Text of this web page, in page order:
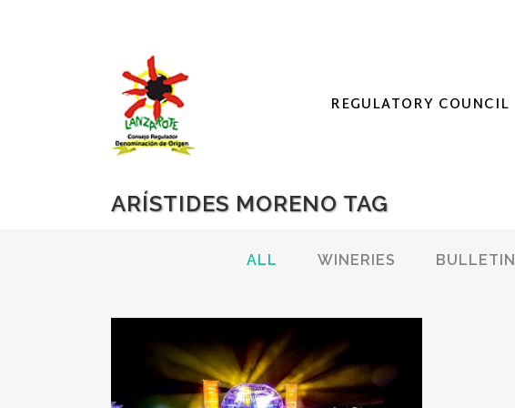
REGULATORY COUNCIL
ARÍSTIDES MORENO TAG
ALL WINERIES BULLETIN